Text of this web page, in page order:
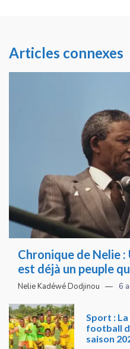
Articles connexes
Chronique de Nelie
est déjà un peuple
Nelie Kadéwé Dodjinou 6
Sport :
football
saison